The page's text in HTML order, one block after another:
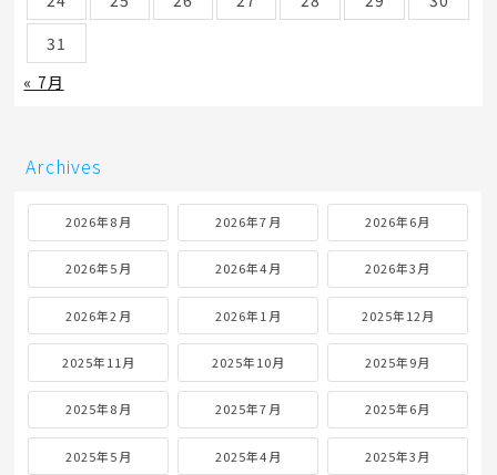
31
« 7月
Archives
2026年8月 2026年7月 2026年6月
2026年5月 2026年4月 2026年3月
2026年2月 2026年1月 2025年12月
2025年11月 2025年10月 2025年9月
2025年8月 2025年7月 2025年6月
2025年5月 2025年4月 2025年3月